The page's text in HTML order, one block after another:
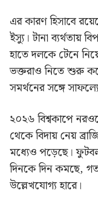
এর কারণ হিসাবে
ইস্যু। টানা ব্যর্থতায়
হাতে দলকে টেনে
ভক্তরাও নিতে শুরু
সমর্থনের সঙ্গে
২০২৬ বিশ্বকাপে
থেকে বিদায় নেয়
মধ্যেও পড়েছে।
দিনকে দিন কমছে,
উল্লেখযোগ্য হারে।